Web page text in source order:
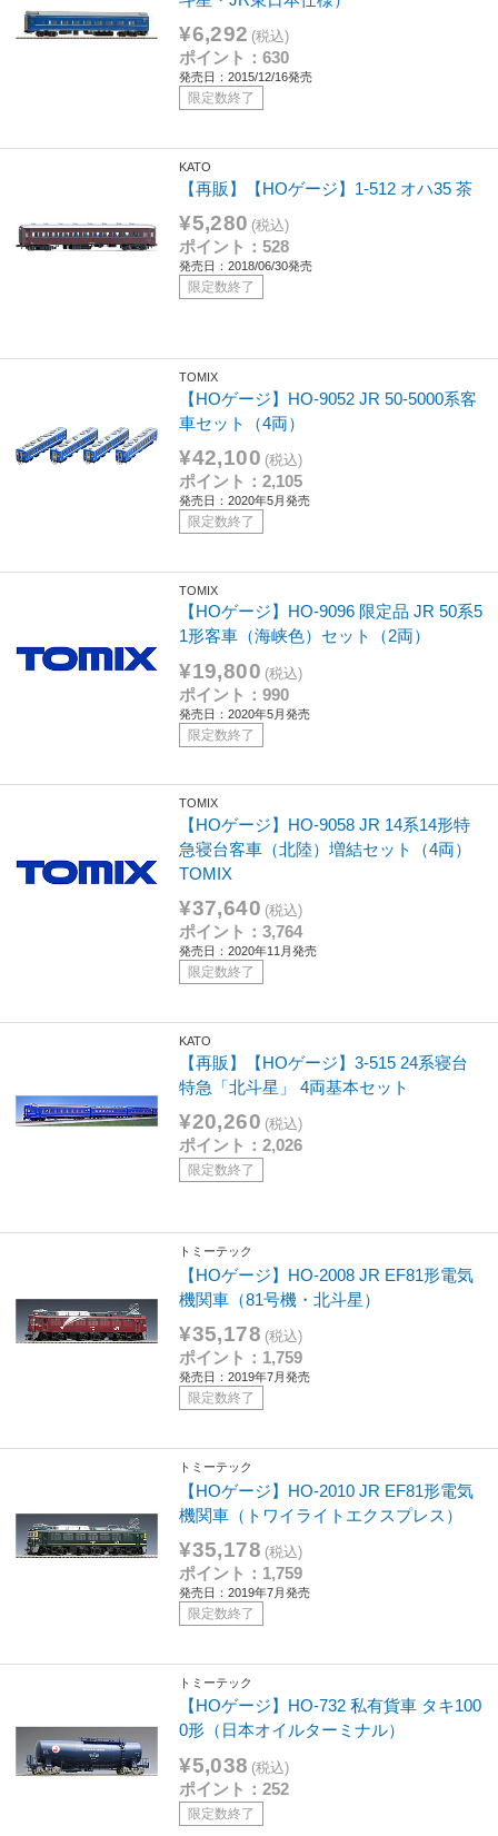
¥6,292 (税込)
ポイント：630
発売日：2015/12/16発売
限定数終了
KATO
【再販】【HOゲージ】1-512 オハ35 茶
¥5,280 (税込)
ポイント：528
発売日：2018/06/30発売
限定数終了
TOMIX
【HOゲージ】HO-9052 JR 50-5000系客
車セット（4両）
¥42,100 (税込)
ポイント：2,105
発売日：2020年5月発売
限定数終了
TOMIX
【HOゲージ】HO-9096 限定品 JR 50系5
1形客車（海峡色）セット（2両）
¥19,800 (税込)
ポイント：990
発売日：2020年5月発売
限定数終了
TOMIX
【HOゲージ】HO-9058 JR 14系14形特
急寝台客車（北陸）増結セット（4両）
TOMIX
¥37,640 (税込)
ポイント：3,764
発売日：2020年11月発売
限定数終了
KATO
【再販】【HOゲージ】3-515 24系寝台
特急「北斗星」 4両基本セット
¥20,260 (税込)
ポイント：2,026
限定数終了
トミーテック
【HOゲージ】HO-2008 JR EF81形電気
機関車（81号機・北斗星）
¥35,178 (税込)
ポイント：1,759
発売日：2019年7月発売
限定数終了
トミーテック
【HOゲージ】HO-2010 JR EF81形電気
機関車（トワイライトエクスプレス）
¥35,178 (税込)
ポイント：1,759
発売日：2019年7月発売
限定数終了
トミーテック
【HOゲージ】HO-732 私有貨車 タキ100
0形（日本オイルターミナル）
¥5,038 (税込)
ポイント：252
限定数終了